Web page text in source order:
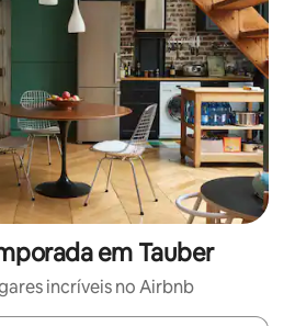
em Tauber
incríveis no Airbnb